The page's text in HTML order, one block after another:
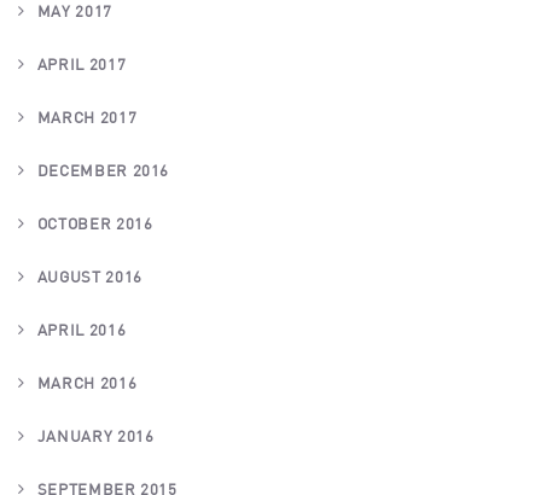
MAY 2017
APRIL 2017
MARCH 2017
DECEMBER 2016
OCTOBER 2016
AUGUST 2016
APRIL 2016
MARCH 2016
JANUARY 2016
SEPTEMBER 2015